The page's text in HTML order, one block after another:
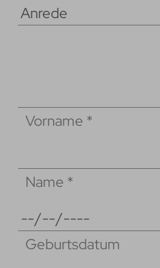
Anrede
Vorname *
Name *
Geburtsdatum